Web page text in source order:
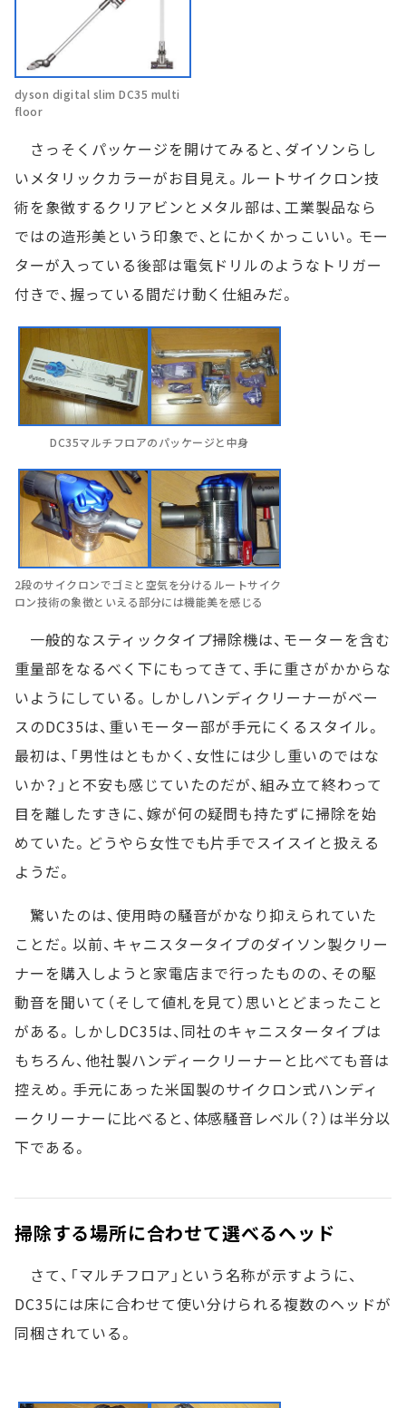
dyson digital slim DC35 multi
floor
さっそくパッケージを開けてみると、ダイソンらし
いメタリックカラーがお目見え。ルートサイクロン技
術を象徴するクリアビンとメタル部は、工業製品なら
ではの造形美という印象で、とにかくかっこいい。モー
ターが入っている後部は電気ドリルのようなトリガー
付きで、握っている間だけ動く仕組みだ。
DC35マルチフロアのパッケージと中身
2段のサイクロンでゴミと空気を分けるルートサイク
ロン技術の象徴といえる部分には機能美を感じる
一般的なスティックタイプ掃除機は、モーターを含む
重量部をなるべく下にもってきて、手に重さがかからな
いようにしている。しかしハンディクリーナーがベー
スのDC35は、重いモーター部が手元にくるスタイル。
最初は、「男性はともかく、女性には少し重いのではな
いか？」と不安も感じていたのだが、組み立て終わって
目を離したすきに、嫁が何の疑問も持たずに掃除を始
めていた。どうやら女性でも片手でスイスイと扱える
ようだ。
驚いたのは、使用時の騒音がかなり抑えられていた
ことだ。以前、キャニスタータイプのダイソン製クリー
ナーを購入しようと家電店まで行ったものの、その駆
動音を聞いて（そして値札を見て）思いとどまったこと
がある。しかしDC35は、同社のキャニスタータイプは
もちろん、他社製ハンディークリーナーと比べても音は
控えめ。手元にあった米国製のサイクロン式ハンディ
ークリーナーに比べると、体感騒音レベル（？）は半分以
下である。
掃除する場所に合わせて選べるヘッド
さて、「マルチフロア」という名称が示すように、
DC35には床に合わせて使い分けられる複数のヘッドが
同梱されている。